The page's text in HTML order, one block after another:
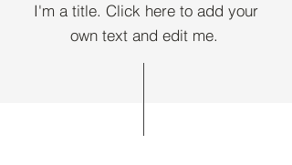
I'm a title. Click here to add your
own text and edit me.